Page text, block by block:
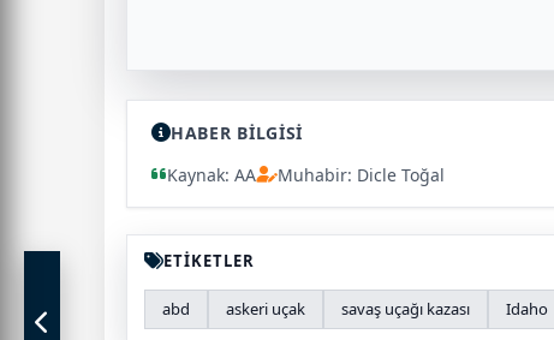
HABER BİLGİSİ
Kaynak: AA
Muhabir: Dicle Toğal
ETİKETLER
abd askeri uçak savaş uçağı kazası Idaho